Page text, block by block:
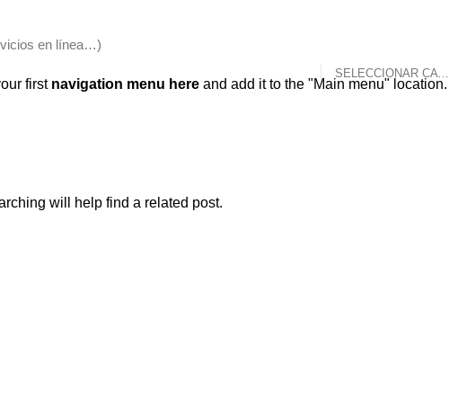
SELECCIONAR CATEGORÍA
first navigation menu here and add it to the "Main menu" location.
will help find a related post.